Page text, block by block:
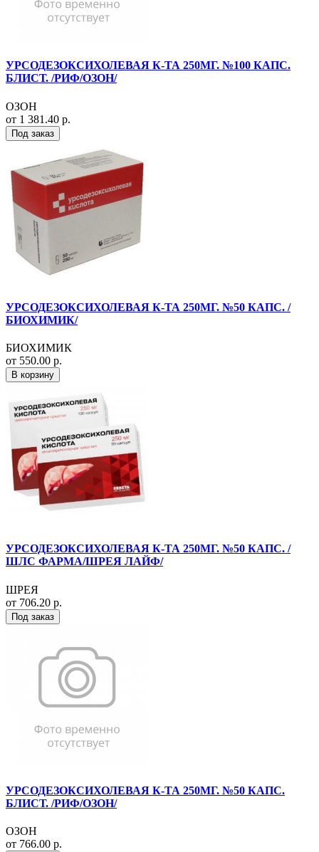
УРСОДЕЗОКСИХОЛЕВАЯ К-ТА 250МГ. №100 КАПС.
БЛИСТ. /РИФ/ОЗОН/
ОЗОН
от 1 381.40 р.
Под заказ
УРСОДЕЗОКСИХОЛЕВАЯ К-ТА 250МГ. №50 КАПС. /
БИОХИМИК/
БИОХИМИК
от 550.00 р.
В корзину
УРСОДЕЗОКСИХОЛЕВАЯ К-ТА 250МГ. №50 КАПС. /
ШЛС ФАРМА/ШРЕЯ ЛАЙФ/
ШРЕЯ
от 706.20 р.
Под заказ
УРСОДЕЗОКСИХОЛЕВАЯ К-ТА 250МГ. №50 КАПС.
БЛИСТ. /РИФ/ОЗОН/
ОЗОН
от 766.00 р.